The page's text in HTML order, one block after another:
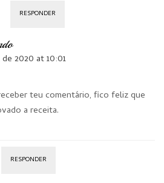
RESPONDER
2020 at 10:01
teu comentário, fico feliz que
a receita.
RESPONDER